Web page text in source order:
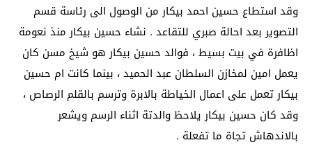
وقد استطاع حسين احمد بيكار من الوصول الى رئاسة قسم
التصوير بعد احالة صبري للتقاعد . نشاء حسين بيكار منذ نعومة
اظافرة في بيت بسيط ، فوالد حسين بيكار هو شيخ مسن كان
يعمل امين لمخازن السلطان عبد الحميد ، بينما كانت ام حسين
بيكار تعمل على اعمال الخياطة بالابرة وترسم بالقلم الرصاص ،
وقد كان حسين بيكار يلاحظ والدتة اثناء الرسم ويشعر
بالاندهاش تجاة ما تفعلة .